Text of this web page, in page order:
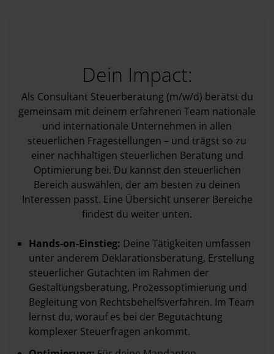
Dein Impact:
Als Consultant Steuerberatung (m/w/d) berätst du
gemeinsam mit deinem erfahrenen Team nationale
und internationale Unternehmen in allen
steuerlichen Fragestellungen – und trägst so zu
einer nachhaltigen steuerlichen Beratung und
Optimierung bei. Du kannst den steuerlichen
Bereich auswählen, der am besten zu deinen
Interessen passt. Eine Übersicht unserer Bereiche
findest du weiter unten.
Hands-on-Einstieg: Deine Tätigkeiten umfassen
unter anderem Deklarationsberatung, Erstellung
steuerlicher Gutachten im Rahmen der
Gestaltungsbe­ratung, Prozessoptimierung und
Begleitung von Rechtsbehelfsverfahren. Im Team
lernst du, worauf es bei der Begutachtung
komplexer Steuerfragen ankommt.